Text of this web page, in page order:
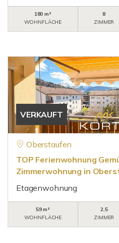
180 m²
WOHNFLÄCHE
8
ZIMMER
VERKAUFT
Oberstaufen
TOP Ferienwohnung
Zimmerwohnung in
Etagenwohnung
59 m²
WOHNFLÄCHE
2,5
ZIMMER